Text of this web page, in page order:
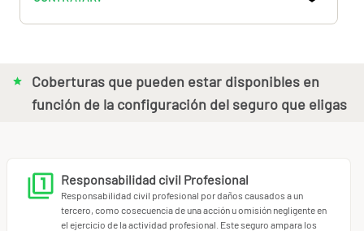
Coberturas que pueden estar disponibles en
función de la configuración del seguro que eligas
Responsabilidad civil Profesional
Responsabilidad civil profesional por daños causados a un
tercero, como cosecuencia de una acción u omisión negligente en
el ejercicio de la actividad profesional. Este seguro ampara los